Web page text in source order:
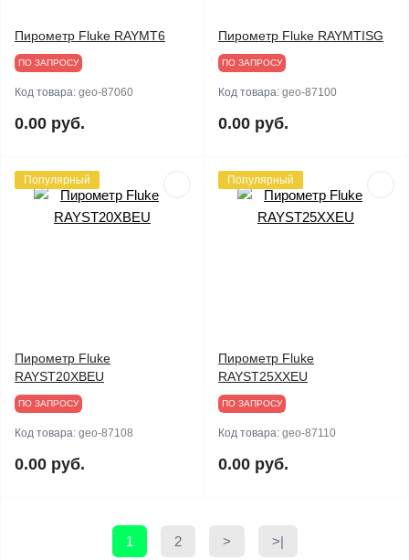
Пирометр Fluke RAYMT6
ПО ЗАПРОСУ
Код товара: geo-87060
0.00 руб.
Пирометр Fluke RAYMTISG
ПО ЗАПРОСУ
Код товара: geo-87100
0.00 руб.
Популярный
Пирометр Fluke
RAYST20XBEU
ПО ЗАПРОСУ
Код товара: geo-87108
0.00 руб.
Популярный
Пирометр Fluke
RAYST25XXEU
ПО ЗАПРОСУ
Код товара: geo-87110
0.00 руб.
1 2 > >|